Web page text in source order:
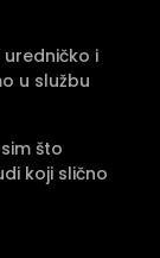
uredničko i
u službu
što
koji slično